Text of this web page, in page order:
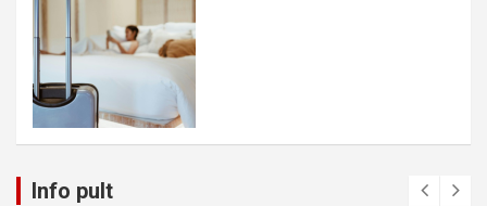
Info pult